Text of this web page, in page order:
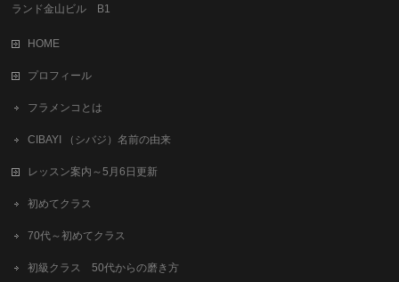
ランド金山ビル B1
HOME
プロフィール
フラメンコとは
CIBAYI （シバジ）名前の由来
レッスン案内～5月6日更新
初めてクラス
70代～初めてクラス
初級クラス 50代からの磨き方